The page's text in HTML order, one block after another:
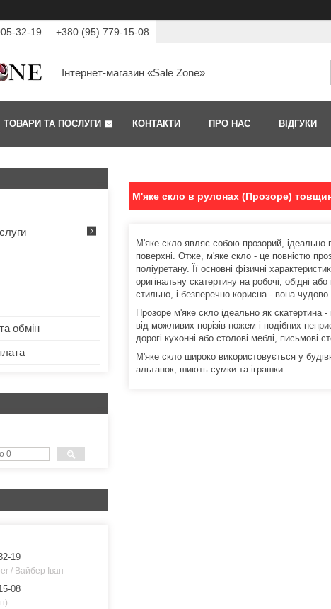
32-19 +380 (95) 779-15-08
Інтернет-магазин «Sale Zone»
ТОВАРИ ТА ПОСЛУГИ КОНТАКТИ ПРО НАС ВІДГУКИ
М'яке скло в рулонах (Прозоре)
М'яке скло являє собою прозорий, ідеально
поверхні. Отже, м'яке скло - це повністю
поліуретану. Її основні фізичні
оригінальну скатертину на робочі, обідні
стильно, і безперечно корисна - вона
Прозоре м'яке скло ідеально як скатертина
від можливих порізів ножем і подібних
дорогі кухонні або столові меблі,
М'яке скло широко використовується у
альтанок, шиють сумки та іграшки.
обмін
19
/ Вайбер Іван
08